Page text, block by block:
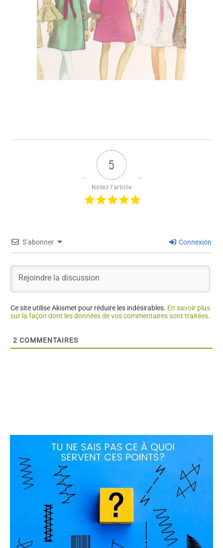
5
Notez l'article
S’abonner Connexion
Ce site utilise Akismet pour réduire les indésirables. En savoir plus
sur la façon dont les données de vos commentaires sont traitées.
2 COMMENTAIRES